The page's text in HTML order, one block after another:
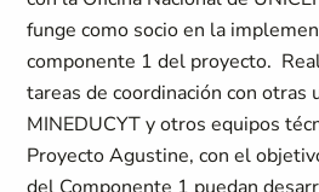
funge como socio en la
componente 1 del proyecto.
tareas de coordinación con otras
MINEDUCYT y otros equipos
Proyecto Agustine, con el